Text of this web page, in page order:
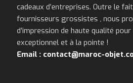
cadeaux d’entreprises. Outre le
fournisseurs grossistes , nous
d’impression de haute qualité
exceptionnel et à la pointe !
Email : contact@maroc-